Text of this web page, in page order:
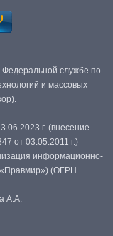
службе по
и массовых
г. (внесение
от 03.05.2011 г.)
информационно-
(ОГРН
А.А.